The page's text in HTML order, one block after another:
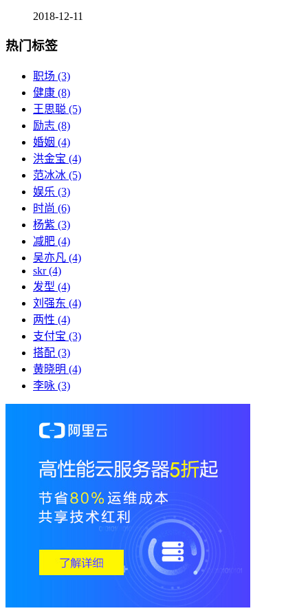
2018-12-11
热门标签
职场 (3)
健康 (8)
王思聪 (5)
励志 (8)
婚姻 (4)
洪金宝 (4)
范冰冰 (5)
娱乐 (3)
时尚 (6)
杨紫 (3)
减肥 (4)
吴亦凡 (4)
skr(4)
发型 (4)
刘强东 (4)
两性 (4)
支付宝 (3)
搭配 (3)
黄晓明 (4)
李咏 (3)